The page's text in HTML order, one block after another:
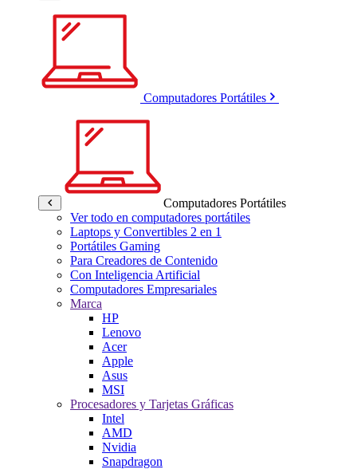
Computadores Portátiles
Computadores Portátiles
Ver todo en computadores portátiles
Laptops y Convertibles 2 en 1
Portátiles Gaming
Para Creadores de Contenido
Con Inteligencia Artificial
Computadores Empresariales
Marca
HP
Lenovo
Acer
Apple
Asus
MSI
Procesadores y Tarjetas Gráficas
Intel
AMD
Nvidia
Snapdragon